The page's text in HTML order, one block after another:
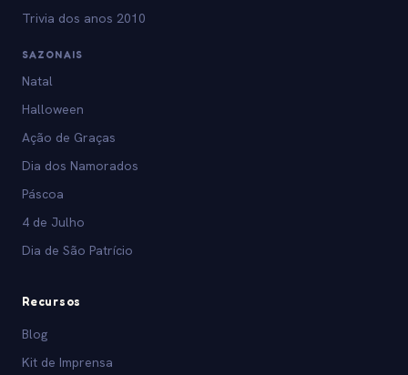
Trivia dos anos 2010
SAZONAIS
Natal
Halloween
Ação de Graças
Dia dos Namorados
Páscoa
4 de Julho
Dia de São Patrício
Recursos
Blog
Kit de Imprensa